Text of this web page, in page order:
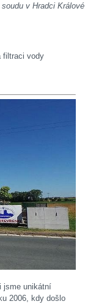
v Hradci Králové
filtraci vody
jsme unikátní
2006, kdy došlo